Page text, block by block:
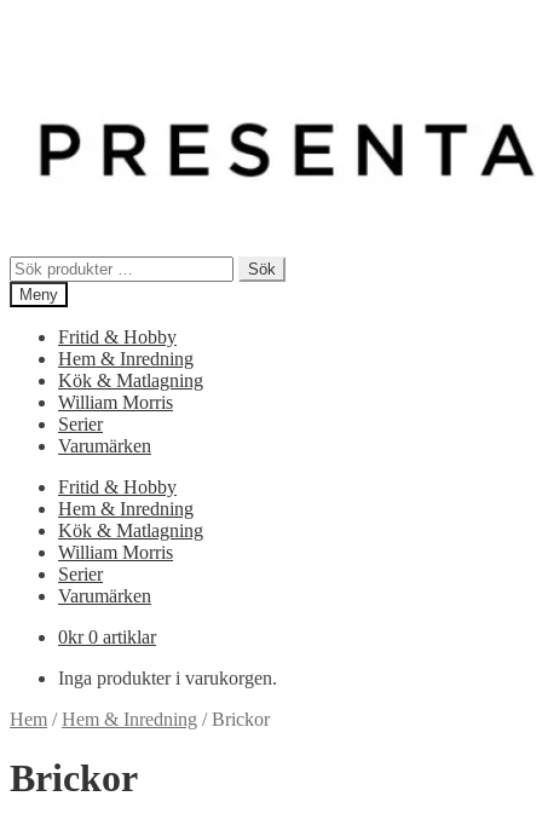
Sök
efter:
Sök
Meny
Fritid & Hobby
Hem & Inredning
Kök & Matlagning
William Morris
Serier
Varumärken
Fritid & Hobby
Hem & Inredning
Kök & Matlagning
William Morris
Serier
Varumärken
0kr 0 artiklar
Inga produkter i varukorgen.
Hem /Hem & Inredning /Brickor
Brickor